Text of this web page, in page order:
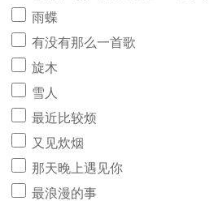
雨蝶
有没有那么一首歌
旋木
雪人
最近比较烦
又见炊烟
那天晚上遇见你
最浪漫的事